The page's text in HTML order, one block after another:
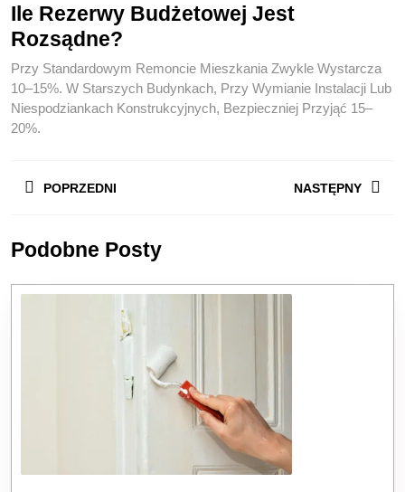
Ile Rezerwy Budżetowej Jest
Rozsądne?
Przy Standardowym Remoncie Mieszkania Zwykle Wystarcza
10–15%. W Starszych Budynkach, Przy Wymianie Instalacji Lub
Niespodziankach Konstrukcyjnych, Bezpieczniej Przyjąć 15–
20%.
Wpisu
POPRZEDNI
post:
NASTĘPNY
Podobne Posty